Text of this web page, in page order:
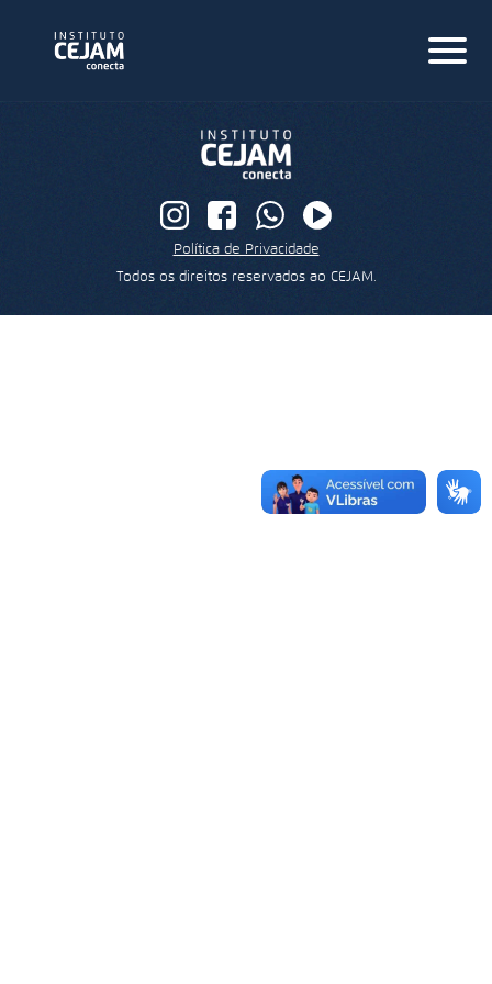
Todos os direitos reservados ao CEJAM.
Política de Privacidade